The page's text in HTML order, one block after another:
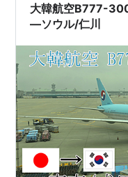
大韓航空B777-
―ソウル/仁川